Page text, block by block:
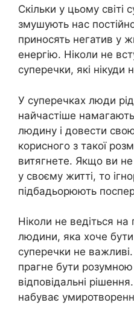
Скільки у цьому світі
змушують нас
приносять негатив у
енергію. Ніколи не
суперечки, які нікуди
У суперечках люди
найчастіше
людину і довести
корисного з такої
витягнете. Якщо ви
у своєму житті, то
підбадьорюють
Ніколи не ведіться на
людини, яка хоче
суперечки не
прагне бути
відповідальні
набуває